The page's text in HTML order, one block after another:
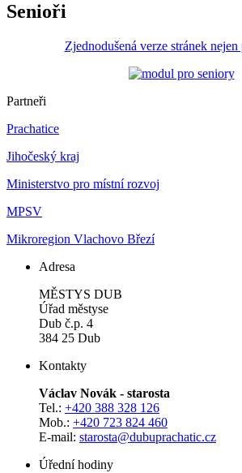
Senioři
Zjednodušená verze stránek
Partneři
Prachatice
Jihočeský kraj
Ministerstvo pro místní rozvoj
MPSV
Mikroregion Vlachovo Březí
Adresa
MĚSTYS DUB
Úřad městyse
Dub č.p. 4
384 25 Dub
Kontakty
Václav Novák - starosta
Tel.: +420 388 328 126
Mob.: +420 723 824 460
E-mail: starosta@dubuprachatic.cz
Úřední hodiny